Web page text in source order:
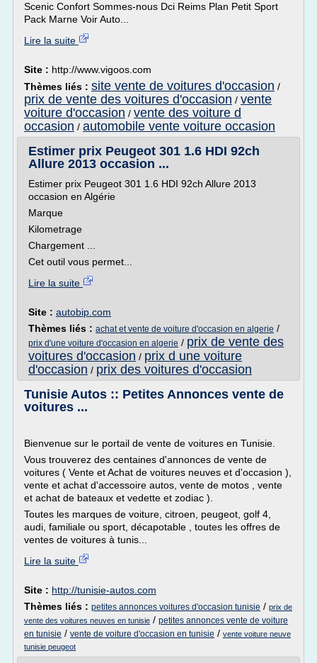
Scenic Confort Sommes-nous Dci Reims Plan Petit Sport
Pack Marne Voir Auto...
Lire la suite
Site : http://www.vigoos.com
Thèmes liés : site vente de voitures d'occasion /
prix de vente des voitures d'occasion / vente
voiture d'occasion / vente des voiture d
occasion / automobile vente voiture occasion
Estimer prix Peugeot 301 1.6 HDI 92ch
Allure 2013 occasion ...
Estimer prix Peugeot 301 1.6 HDI 92ch Allure 2013
occasion en Algérie
Marque
Kilometrage
Chargement ...
Cet outil vous permet...
Lire la suite
Site : autobip.com
Thèmes liés : achat et vente de voiture d'occasion en algerie /
prix d'une voiture d'occasion en algerie / prix de vente des
voitures d'occasion / prix d une voiture
d'occasion / prix des voitures d'occasion
Tunisie Autos :: Petites Annonces vente de
voitures ...
Bienvenue sur le portail de vente de voitures en Tunisie.
Vous trouverez des centaines d'annonces de vente de
voitures ( Vente et Achat de voitures neuves et d'occasion ),
vente et achat d'accessoire autos, vente de motos , vente
et achat de bateaux et vedette et zodiac ).
Toutes les marques de voiture, citroen, peugeot, golf 4,
audi, familiale ou sport, décapotable , toutes les offres de
ventes de voitures à tunis...
Lire la suite
Site : http://tunisie-autos.com
Thèmes liés : petites annonces voitures d'occasion tunisie / prix de
vente des voitures neuves en tunisie / petites annonces vente de voiture
en tunisie / vente de voiture d'occasion en tunisie / vente voiture neuve
tunisie peugeot